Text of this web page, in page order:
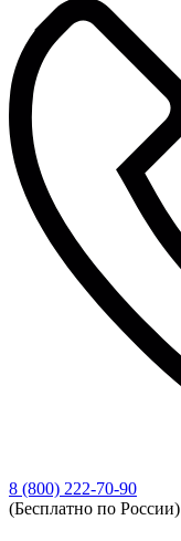
8 (800) 222-70-90
(Бесплатно по России)